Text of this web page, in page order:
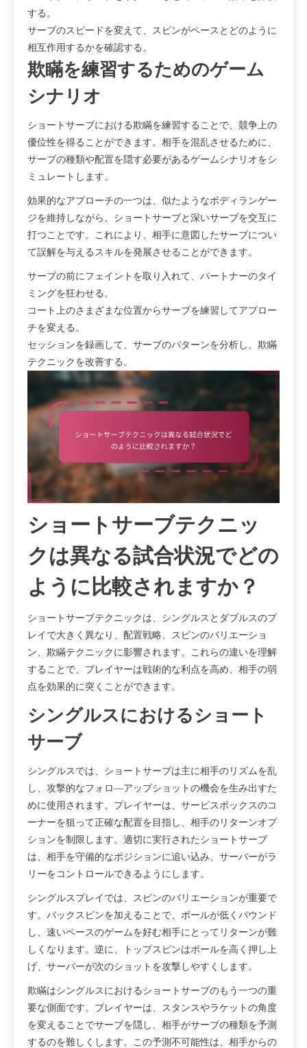
する。
サーブのスピードを変えて、スピンがペースとどのように
相互作用するかを確認する。
欺瞞を練習するためのゲーム
シナリオ
ショートサーブにおける欺瞞を練習することで、競争上の
優位性を得ることができます。相手を混乱させるために、
サーブの種類や配置を隠す必要があるゲームシナリオをシ
ミュレートします。
効果的なアプローチの一つは、似たようなボディランゲー
ジを維持しながら、ショートサーブと深いサーブを交互に
打つことです。これにより、相手に意図したサーブについ
て誤解を与えるスキルを発展させることができます。
サーブの前にフェイントを取り入れて、パートナーのタイ
ミングを狂わせる。
コート上のさまざまな位置からサーブを練習してアプロー
チを変える。
セッションを録画して、サーブのパターンを分析し、欺瞞
テクニックを改善する。
ショートサーブテクニッ
クは異なる試合状況でどの
ように比較されますか？
ショートサーブテクニックは、シングルスとダブルスのプ
レイで大きく異なり、配置戦略、スピンのバリエーショ
ン、欺瞞テクニックに影響されます。これらの違いを理解
することで、プレイヤーは戦術的な利点を高め、相手の弱
点を効果的に突くことができます。
シングルスにおけるショート
サーブ
シングルスでは、ショートサーブは主に相手のリズムを乱
し、攻撃的なフォロ―アップショットの機会を生み出すた
めに使用されます。プレイヤーは、サービスボックスのコ
ーナーを狙って正確な配置を目指し、相手のリターンオプ
ションを制限します。適切に実行されたショートサーブ
は、相手を守備的なポジションに追い込み、サーバーがラ
リーをコントロールできるようにします。
シングルスプレイでは、スピンのバリエーションが重要で
す。バックスピンを加えることで、ボールが低くバウンド
し、速いペースのゲームを好む相手にとってリターンが難
しくなります。逆に、トップスピンはボールを高く押し上
げ、サーバーが次のショットを攻撃しやすくします。
欺瞞はシングルスにおけるショートサーブのもう一つの重
要な側面です。プレイヤーは、スタンスやラケットの角度
を変えることでサーブを隠し、相手がサーブの種類を予測
するのを難しくします。この予測不可能性は、相手からの